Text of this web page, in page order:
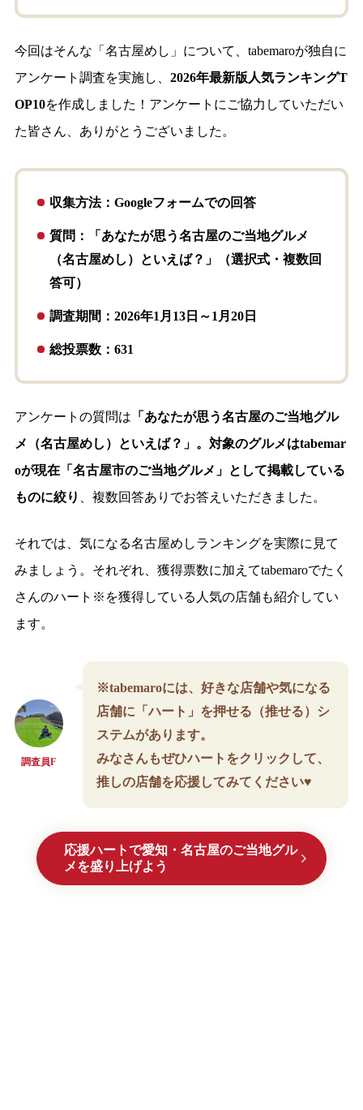
今回はそんな「名古屋めし」について、tabemaroが独自に
アンケート調査を実施し、 2026年最新版人気ランキングT
OP10を作成しました！アンケートにご協力していただい
た皆さん、ありがとうございました。
収集方法：Googleフォームでの回答
質問：「あなたが思う名古屋のご当地グルメ
（名古屋めし）といえば？」（選択式・複数回
答可）
調査期間：2026年1月13日～1月20日
総投票数：631
アンケートの質問は 「あなたが思う名古屋のご当地グル
メ（名古屋めし）といえば？」。対象のグルメはtabemar
oが現在「名古屋市のご当地グルメ」として掲載している
ものに絞り
、複数回答ありでお答えいただきました。
それでは、気になる名古屋めしランキングを実際に見て
みましょう。それぞれ、獲得票数に加えてtabemaroでたく
さんのハート※を獲得している人気の店舗も紹介してい
ます。
調査員F
※tabemaroには、好きな店舗や気になる
店舗に「ハート」を押せる（推せる）シ
ステムがあります。
みなさんもぜひハートをクリックして、
推しの店舗を応援してみてください♥
応援ハートで愛知・名古屋のご当地グル
メを盛り上げよう